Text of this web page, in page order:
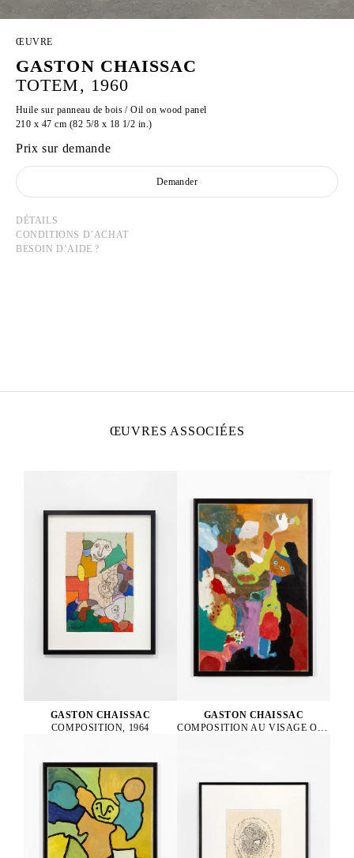
ŒUVRE
GASTON CHAISSAC
TOTEM, 1960
Huile sur panneau de bois / Oil on wood panel
210 x 47 cm (82 5/8 x 18 1/2 in.)
Prix sur demande
Demander
DÉTAILS
CONDITIONS D’ACHAT
BESOIN D’AIDE ?
ŒUVRES ASSOCIÉES
GASTON CHAISSAC
COMPOSITION, 1964
GASTON CHAISSAC
COMPOSITION AU VISAGE ORANGE ET AUX YEUX BLEUS, 1964